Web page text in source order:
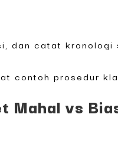
dan catat kronologi
contoh prosedur
Mahal vs